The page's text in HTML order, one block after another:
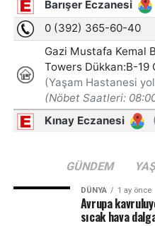
GÜNDEM
DÜNYA 1 ay önce
Avrupa
sıcak hava